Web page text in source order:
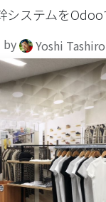
システムを
by Yoshi